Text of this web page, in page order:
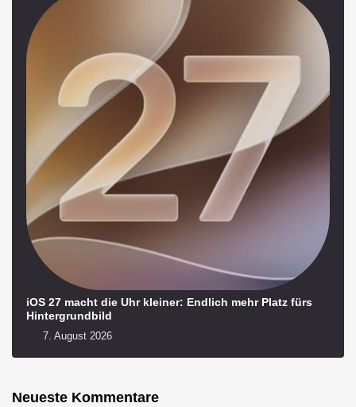
iOS 27 macht die Uhr kleiner: Endlich mehr Platz fürs
Hintergrundbild
7. August 2026
Neueste Kommentare